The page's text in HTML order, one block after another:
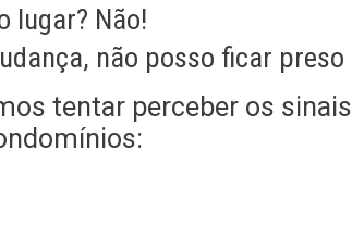
lugar? Não!
não posso ficar preso
tentar perceber os